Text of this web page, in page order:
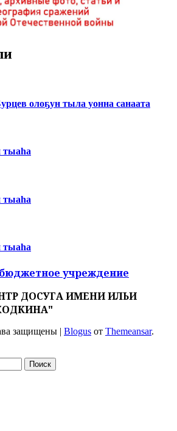
олоҕун тыла уонна санаата
тыаһа
тыаһа
тыаһа
учреждение
ДОСУГА ИМЕНИ ИЛЬИ
защищены | Blogus от Themeansar.